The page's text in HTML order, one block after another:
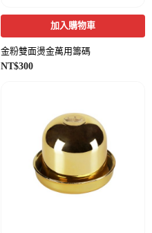
加入購物車
金粉雙面燙金萬用籌碼
NT$300